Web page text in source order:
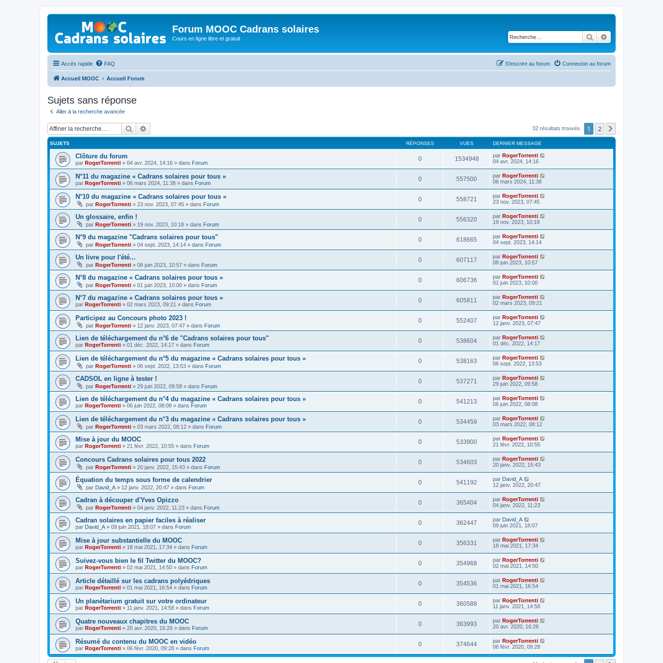
Forum MOOC Cadrans solaires
Cours en ligne libre et gratuit Rechercher
Accès rapide FAQ Connexion au forum
S’inscrire au forum
Accueil MOOC Accueil Forum
Sujets sans réponse
Aller à la recherche avancée
Rechercher 32 résultats trouvés 1 2
SUJETS RÉPONSES VUES DERNIER MESSAGE
Clôture du forum
par RogerTorrenti » 04 avr. 2024, 14:16 » dans Forum
0 1534948 par RogerTorrenti
04 avr. 2024, 14:16
N°11 du magazine « Cadrans solaires pour tous »
par RogerTorrenti » 06 mars 2024, 11:38 » dans Forum
0 557500 par RogerTorrenti
06 mars 2024, 11:38
N°10 du magazine « Cadrans solaires pour tous »
par RogerTorrenti » 23 nov. 2023, 07:45 » dans Forum
0 558721 par RogerTorrenti
23 nov. 2023, 07:45
Un glossaire, enfin !
par RogerTorrenti » 19 nov. 2023, 10:18 » dans Forum
0 556320 par RogerTorrenti
19 nov. 2023, 10:18
N°9 du magazine "Cadrans solaires pour tous"
par RogerTorrenti » 04 sept. 2023, 14:14 » dans Forum
0 618665 par RogerTorrenti
04 sept. 2023, 14:14
Un livre pour l'été...
par RogerTorrenti » 08 juin 2023, 10:57 » dans Forum
0 607117 par RogerTorrenti
08 juin 2023, 10:57
N°8 du magazine « Cadrans solaires pour tous »
par RogerTorrenti » 01 juin 2023, 10:00 » dans Forum
0 606736 par RogerTorrenti
01 juin 2023, 10:00
N°7 du magazine « Cadrans solaires pour tous »
par RogerTorrenti » 02 mars 2023, 09:21 » dans Forum
0 605811 par RogerTorrenti
02 mars 2023, 09:21
Participez au Concours photo 2023 !
par RogerTorrenti » 12 janv. 2023, 07:47 » dans Forum
0 552407 par RogerTorrenti
12 janv. 2023, 07:47
Lien de téléchargement du n°6 de "Cadrans solaires pour tous"
par RogerTorrenti » 01 déc. 2022, 14:17 » dans Forum
0 538604 par RogerTorrenti
01 déc. 2022, 14:17
Lien de téléchargement du n°5 du magazine « Cadrans solaires pour tous »
par RogerTorrenti » 06 sept. 2022, 13:53 » dans Forum
0 538163 par RogerTorrenti
06 sept. 2022, 13:53
CADSOL en ligne à tester !
par RogerTorrenti » 29 juin 2022, 09:58 » dans Forum
0 537271 par RogerTorrenti
29 juin 2022, 09:58
Lien de téléchargement du n°4 du magazine « Cadrans solaires pour tous »
par RogerTorrenti » 06 juin 2022, 08:08 » dans Forum
0 541213 par RogerTorrenti
06 juin 2022, 08:08
Lien de téléchargement du n°3 du magazine « Cadrans solaires pour tous »
par RogerTorrenti » 03 mars 2022, 08:12 » dans Forum
0 534459 par RogerTorrenti
03 mars 2022, 08:12
Mise à jour du MOOC
par RogerTorrenti » 21 févr. 2022, 10:55 » dans Forum
0 533900 par RogerTorrenti
21 févr. 2022, 10:55
Concours Cadrans solaires pour tous 2022
par RogerTorrenti » 20 janv. 2022, 15:43 » dans Forum
0 534603 par RogerTorrenti
20 janv. 2022, 15:43
Équation du temps sous forme de calendrier
par David_A » 12 janv. 2022, 20:47 » dans Forum
0 541192 par David_A
12 janv. 2022, 20:47
Cadran à découper d'Yves Opizzo
par RogerTorrenti » 04 janv. 2022, 11:23 » dans Forum
0 365404 par RogerTorrenti
04 janv. 2022, 11:23
Cadran solaires en papier faciles à réaliser
par David_A » 09 juin 2021, 18:07 » dans Forum
0 362447 par David_A
09 juin 2021, 18:07
Mise à jour substantielle du MOOC
par RogerTorrenti » 18 mai 2021, 17:34 » dans Forum
0 356331 par RogerTorrenti
18 mai 2021, 17:34
Suivez-vous bien le fil Twitter du MOOC?
par RogerTorrenti » 02 mai 2021, 14:50 » dans Forum
0 354968 par RogerTorrenti
02 mai 2021, 14:50
Article détaillé sur les cadrans polyédriques
par RogerTorrenti » 01 mai 2021, 16:54 » dans Forum
0 354536 par RogerTorrenti
01 mai 2021, 16:54
Un planétarium gratuit sur votre ordinateur
par RogerTorrenti » 11 janv. 2021, 14:58 » dans Forum
0 360588 par RogerTorrenti
11 janv. 2021, 14:58
Quatre nouveaux chapitres du MOOC
par RogerTorrenti » 20 avr. 2020, 16:26 » dans Forum
0 363993 par RogerTorrenti
20 avr. 2020, 16:26
Résumé du contenu du MOOC en vidéo
par RogerTorrenti » 06 févr. 2020, 09:28 » dans Forum
0 374644 par RogerTorrenti
06 févr. 2020, 09:28